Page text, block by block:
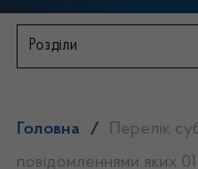
Розділи
Головна /
Перелік
повідомленнями яких